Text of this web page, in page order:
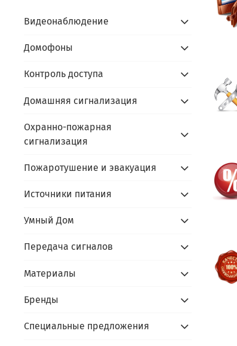
Видеонаблюдение
Домофоны
Контроль доступа
Домашняя сигнализация
Охранно-пожарная
сигнализация
Пожаротушение и эвакуация
Источники питания
Умный Дом
Передача сигналов
Материалы
Бренды
Специальные предложения